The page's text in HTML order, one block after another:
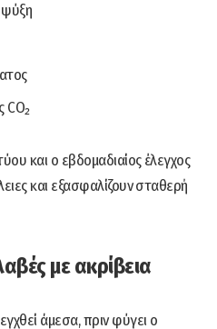
CO₂
και ο εβδομαδιαίος έλεγχος
και εξασφαλίζουν σταθερή
με ακρίβεια
άμεσα, πριν φύγει ο